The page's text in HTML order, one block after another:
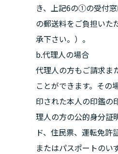
き、上記6の①の受付
の郵送料をご負担いた
承下さい。）。
b.代理人の場合
代理人の方もご請求ま
ことができます。その
印された本人の印鑑の
理人の方の公的身分証
ド、住民票、運転免許
またはパスポートのい